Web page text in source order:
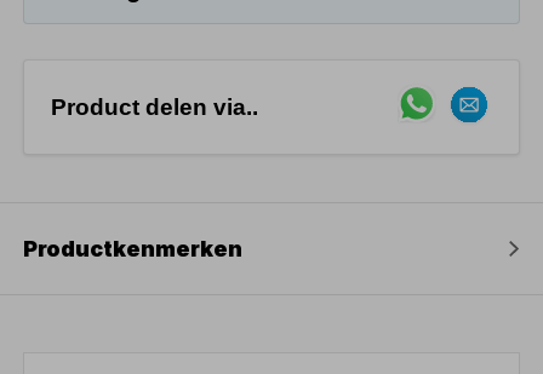
Product delen via..
Productkenmerken